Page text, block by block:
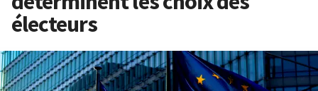
électeurs